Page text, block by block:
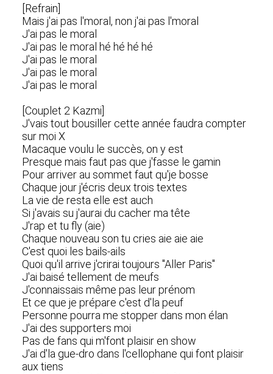
[Refrain]
Mais j'ai pas l'moral, non j'ai pas l'moral
J'ai pas le moral
J'ai pas le moral hé hé hé hé
J'ai pas le moral
J'ai pas le moral
J'ai pas le moral
[Couplet 2 Kazmi]
J'vais tout bousiller cette année faudra compter
sur moi X
Macaque voulu le succès, on y est
Presque mais faut pas que j'fasse le gamin
Pour arriver au sommet faut qu'je bosse
Chaque jour j'écris deux trois textes
La vie de resta elle est auch
Si j'avais su j'aurai du cacher ma tête
J'rap et tu fly (aie)
Chaque nouveau son tu cries aie aie aie
C'est quoi les bails-ails
Quoi qu'il arrive j'crirai toujours "Aller Paris"
J'ai baisé tellement de meufs
J'connaissais même pas leur prénom
Et ce que je prépare c'est d'la peuf
Personne pourra me stopper dans mon élan
J'ai des supporters moi
Pas de fans qui m'font plaisir en show
J'ai d'la gue-dro dans l'cellophane qui font plaisir
aux tiens